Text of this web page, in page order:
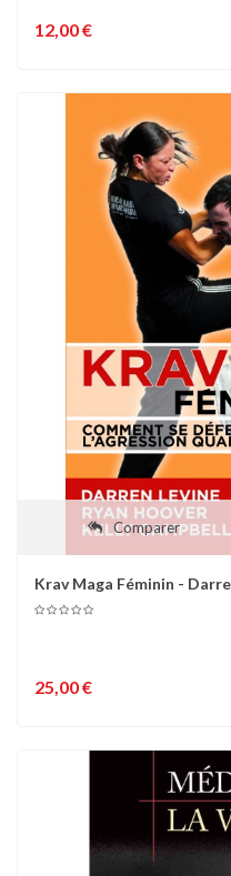
12,00 €
Comparer
Krav Maga Féminin -
25,00 €